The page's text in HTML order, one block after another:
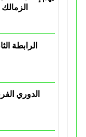
الرابطة
الدوري